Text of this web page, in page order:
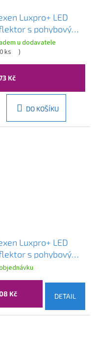
Luxpro+ LED
s pohybovým
50W,
- 4000K, 5500
bílá - L236-050-40-
u dodavatele
ks )
Kč
DO KOŠÍKU
Luxpro+ LED
s pohybovým
30W,
- 6500K, 3300
bílá - L236-030-65-
Kč DETAIL